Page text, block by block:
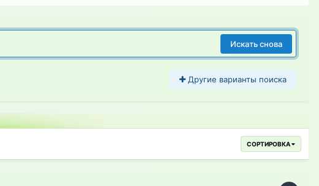
Искать снова
Другие варианты поиска
СОРТИРОВКА